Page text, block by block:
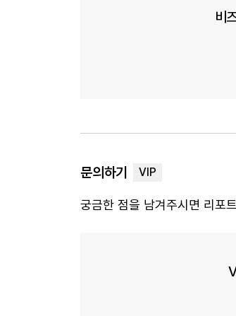
비
문의하기
궁금한 점을 남겨주시면 리포